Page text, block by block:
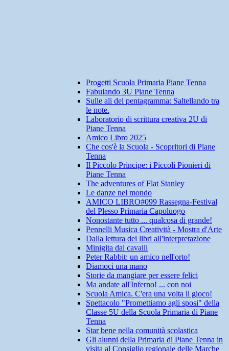
Progetti Scuola Primaria Piane Tenna
Fabulando 3U Piane Tenna
Sulle ali del pentagramma: Saltellando tra
le note.
Laboratorio di scrittura creativa 2U di
Piane Tenna
Amico Libro 2025
Che cos'è la Scuola - Scopritori di Piane
Tenna
Il Piccolo Principe: i Piccoli Pionieri di
Piane Tenna
The adventures of Flat Stanley
Le danze nel mondo
AMICO LIBRO#099 Rassegna-Festival
del Plesso Primaria Capoluogo
Nonostante tutto ... qualcosa di grande!
Pennelli Musica Creatività - Mostra d'Arte
Dalla lettura dei libri all'interpretazione
Minigita dai cavalli
Peter Rabbit: un amico nell'orto!
Diamoci una mano
Storie da mangiare per essere felici
Ma andate all'Inferno! ... con noi
Scuola Amica. C'era una volta il gioco!
Spettacolo "Promettiamo agli sposi" della
Classe 5U della Scuola Primaria di Piane
Tenna
Star bene nella comunità scolastica
Gli alunni della Primaria di Piane Tenna in
visita al Consiglio regionale delle Marche